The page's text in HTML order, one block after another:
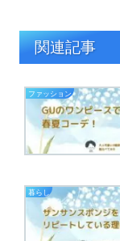
関連記事
ファッション
暮らし